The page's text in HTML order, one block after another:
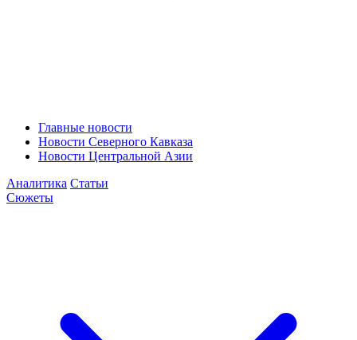
Главные новости
Новости Северного Кавказа
Новости Центральной Азии
Аналитика Статьи
Сюжеты